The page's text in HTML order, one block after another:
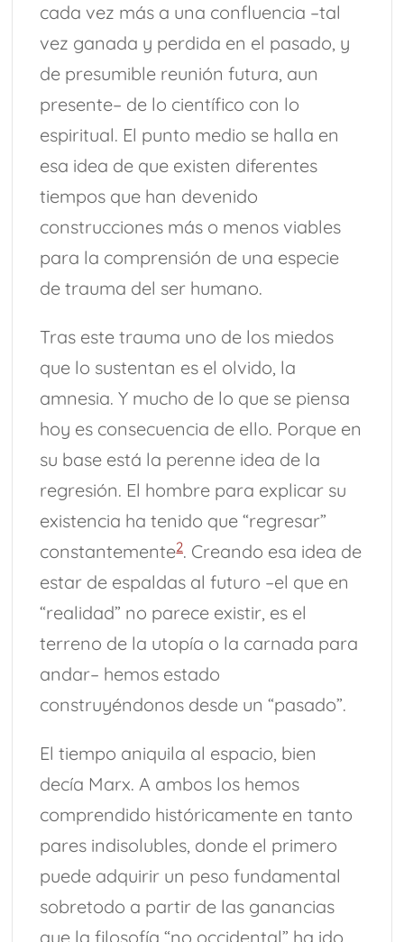
cada vez más a una confluencia –tal
vez ganada y perdida en el pasado, y
de presumible reunión futura, aun
presente– de lo científico con lo
espiritual. El punto medio se halla en
esa idea de que existen diferentes
tiempos que han devenido
construcciones más o menos viables
para la comprensión de una especie
de trauma del ser humano.
Tras este trauma uno de los miedos
que lo sustentan es el olvido, la
amnesia. Y mucho de lo que se piensa
hoy es consecuencia de ello. Porque en
su base está la perenne idea de la
regresión. El hombre para explicar su
existencia ha tenido que “regresar”
constantemente2. Creando esa idea de
estar de espaldas al futuro –el que en
“realidad” no parece existir, es el
terreno de la utopía o la carnada para
andar– hemos estado
construyéndonos desde un “pasado”.
El tiempo aniquila al espacio, bien
decía Marx. A ambos los hemos
comprendido históricamente en tanto
pares indisolubles, donde el primero
puede adquirir un peso fundamental
sobretodo a partir de las ganancias
que la filosofía “no occidental” ha ido